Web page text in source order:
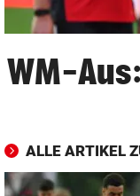
WM-
ALLE ARTIKEL